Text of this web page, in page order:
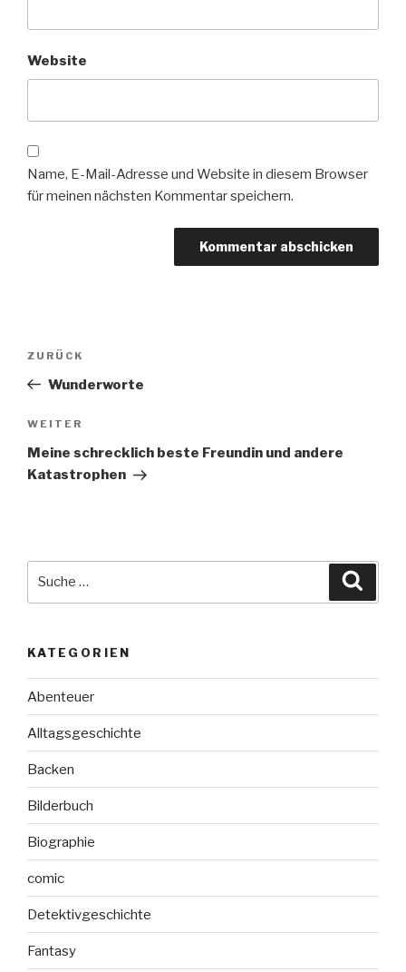
Website
Name, E-Mail-Adresse und Website in diesem Browser
für meinen nächsten Kommentar speichern.
Beitragsnavigation
Vorheriger
Beitrag
ZURÜCK
Wunderworte
Nächster
Beitrag
WEITER
Meine schrecklich beste Freundin und andere
Katastrophen
KATEGORIEN
Abenteuer
Alltagsgeschichte
Backen
Bilderbuch
Biographie
comic
Detektivgeschichte
Fantasy